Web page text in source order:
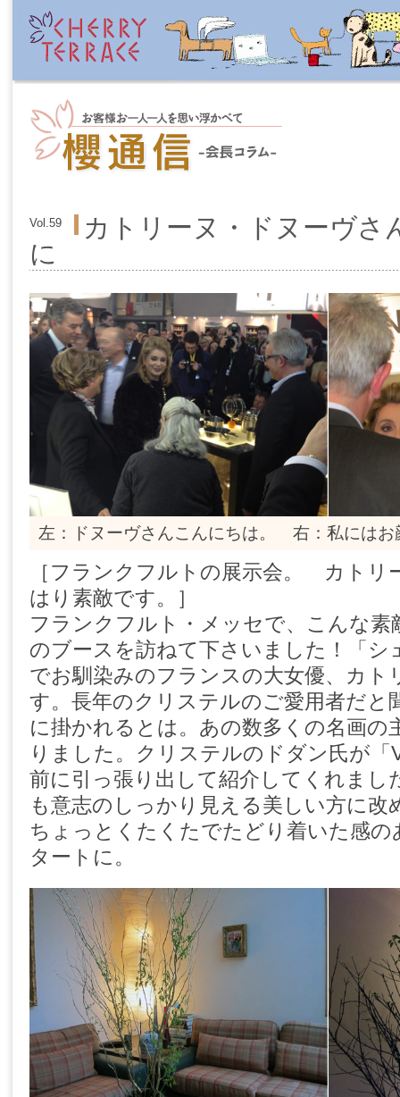
Vol.59
カトリーヌ・ドヌーヴさ
に
左：ドヌーヴさんこんにちは。 右：私にはお
［フランクフルトの展示会。 カトリ
はり素敵です。］
フランクフルト・メッセで、こんな素
のブースを訪ねて下さいました！「シ
でお馴染みのフランスの大女優、カト
す。長年のクリステルのご愛用者だと
に掛かれるとは。あの数多くの名画の
りました。クリステルのドダン氏が「
前に引っ張り出して紹介してくれまし
も意志のしっかり見える美しい方に改
ちょっとくたくたでたどり着いた感
タートに。